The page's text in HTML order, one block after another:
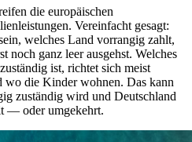
die europäischen
Vereinfacht gesagt:
welches Land vorrangig zahlt,
noch ganz leer ausgehst. Welches
ist, richtet sich meist
wo die Kinder wohnen. Das kann
zuständig wird und Deutschland
— oder umgekehrt.